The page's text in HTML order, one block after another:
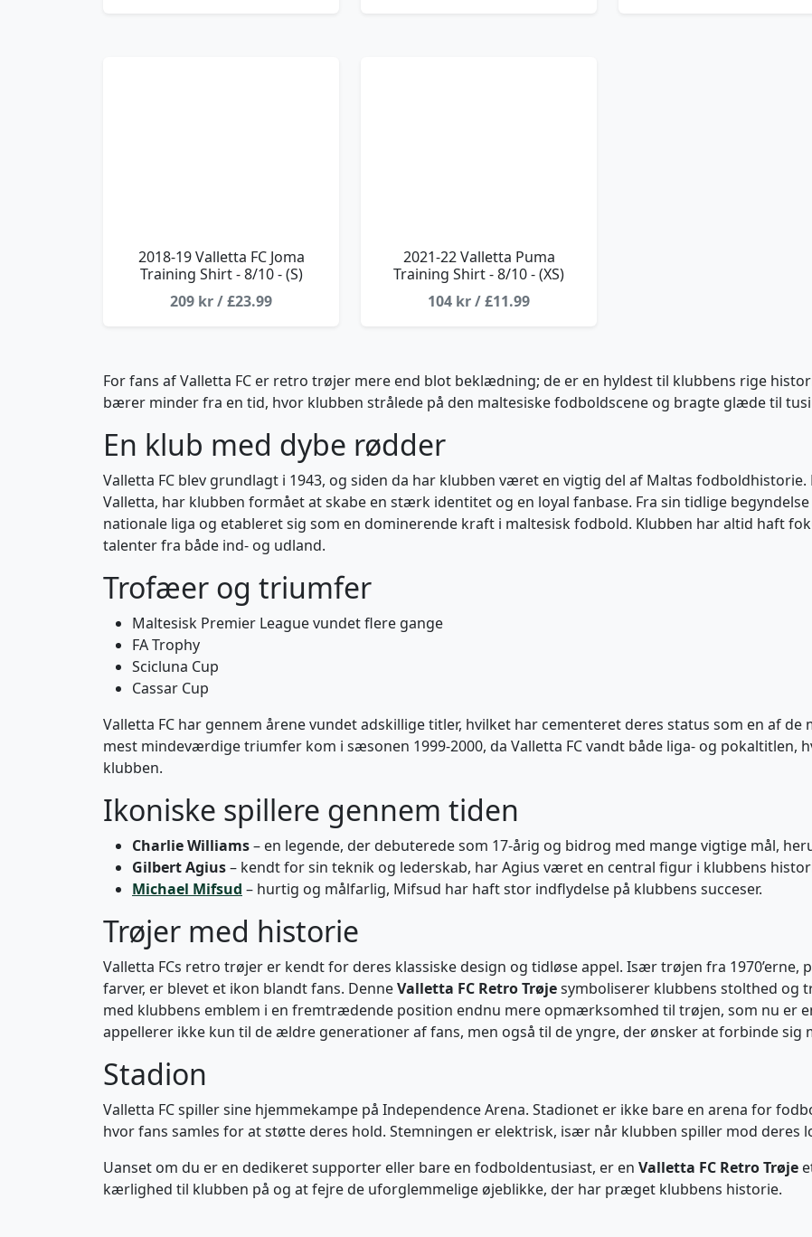
2018-19 Valletta FC Joma
Training Shirt - 8/10 - (S)
209 kr / £23.99
2021-22 Valletta Puma
Training Shirt - 8/10 - (XS)
104 kr / £11.99
For fans af Valletta FC er retro trøjer mere end blot beklædning; de er en hyldest til klubbens rige
bærer minder fra en tid, hvor klubben strålede på den maltesiske fodboldscene og bragte glæde til
En klub med dybe rødder
Valletta FC blev grundlagt i 1943, og siden da har klubben været en vigtig del af Maltas
Valletta, har klubben formået at skabe en stærk identitet og en loyal fanbase. Fra sin tidlige
nationale liga og etableret sig som en dominerende kraft i maltesisk fodbold. Klubben har altid haft
talenter fra både ind- og udland.
Trofæer og triumfer
Maltesisk Premier League vundet flere gange
FA Trophy
Scicluna Cup
Cassar Cup
Valletta FC har gennem årene vundet adskillige titler, hvilket har cementeret deres status som en af de
mest mindeværdige triumfer kom i sæsonen 1999-2000, da Valletta FC vandt både liga- og pokaltitlen,
klubben.
Ikoniske spillere gennem tiden
Charlie Williams– en legende, der debuterede som 17-årig og bidrog med mange vigtige mål,
Gilbert Agius– kendt for sin teknik og lederskab, har Agius været en central figur i klubbens
Michael Mifsud – hurtig og målfarlig, Mifsud har haft stor indflydelse på klubbens succeser.
Trøjer med historie
Valletta FCs retro trøjer er kendt for deres klassiske design og tidløse appel. Især trøjen fra
farver, er blevet et ikon blandt fans. DenneValletta FC Retro Trøjesymboliserer klubbens stolthed og
med klubbens emblem i en fremtrædende position endnu mere opmærksomhed til trøjen, som nu er
appellerer ikke kun til de ældre generationer af fans, men også til de yngre, der ønsker at forbinde sig
Stadion
Valletta FC spiller sine hjemmekampe på Independence Arena. Stadionet er ikke bare en arena for
hvor fans samles for at støtte deres hold. Stemningen er elektrisk, især når klubben spiller mod deres
Uanset om du er en dedikeret supporter eller bare en fodboldentusiast, er en Valletta FC Retro Trøje
kærlighed til klubben på og at fejre de uforglemmelige øjeblikke, der har præget klubbens historie.